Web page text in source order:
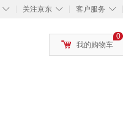
◇ ◇
关注京东 ◇
客户服务
0
我的购物车